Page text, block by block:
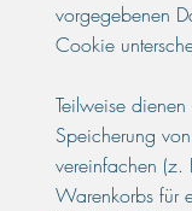
vorgegebenen
Cookie
Teilweise
Speicherung
vereinfachen (z.
Warenkorbs für